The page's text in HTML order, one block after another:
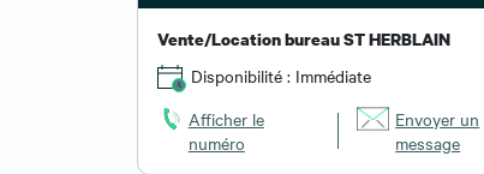
Vente/Location bureau ST HERBLAIN
Disponibilité : Immédiate
Afficher le
numéro
Envoyer un
message